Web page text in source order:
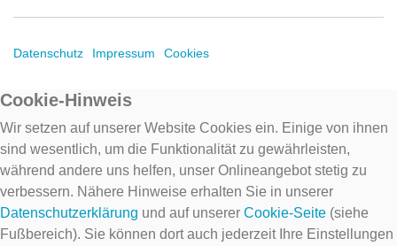
Datenschutz Impressum Cookies
Cookie-Hinweis
Wir setzen auf unserer Website Cookies ein. Einige von ihnen
sind wesentlich, um die Funktionalität zu gewährleisten,
während andere uns helfen, unser Onlineangebot stetig zu
verbessern. Nähere Hinweise erhalten Sie in unserer
Datenschutzerklärung und auf unserer Cookie-Seite (siehe
Fußbereich). Sie können dort auch jederzeit Ihre Einstellungen